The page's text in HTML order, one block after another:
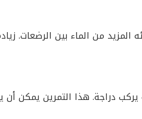
المزيد من الماء بين الرضعات.
دراجة. هذا التمرين يمكن أن